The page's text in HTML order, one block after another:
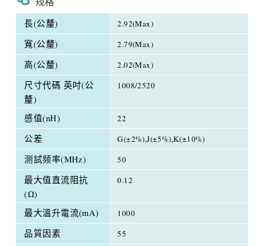
長(公釐) 2.92(Max)
寬(公釐) 2.79(Max)
高(公釐) 2.02(Max)
尺寸代碼 英吋(公
釐)
1008/2520
感值(nH) 22
公差 G(±2%),J(±5%),K(±10%)
测試频率(MHz) 50
最大值直流阻抗
(Ω)
0.12
最大溫升電流(mA) 1000
品質因素 55